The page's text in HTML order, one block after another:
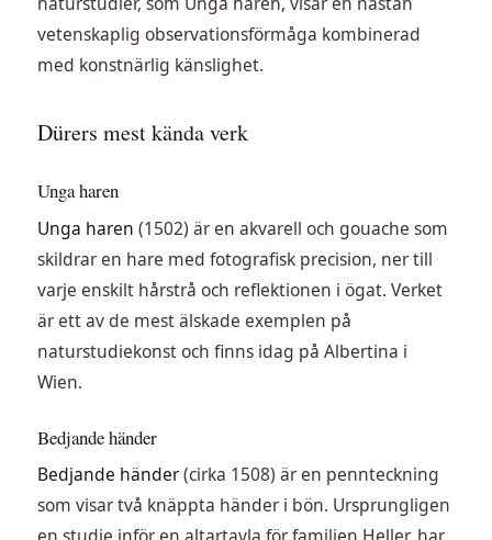
vetenskaplig observationsförmåga kombinerad
med konstnärlig känslighet.
Dürers mest kända verk
Unga haren
Unga haren (1502) är en akvarell och gouache som
skildrar en hare med fotografisk precision, ner till
varje enskilt hårstrå och reflektionen i ögat. Verket
är ett av de mest älskade exemplen på
naturstudiekonst och finns idag på Albertina i
Wien.
Bedjande händer
Bedjande händer(cirka 1508) är en pennteckning
som visar två knäppta händer i bön. Ursprungligen